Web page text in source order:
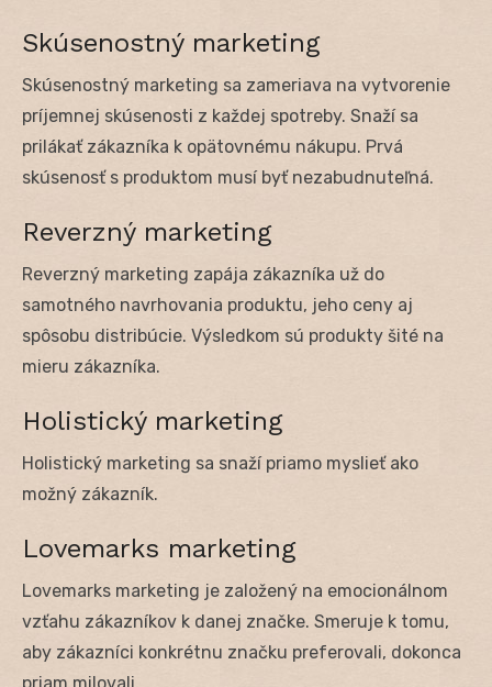
Skúsenostný marketing
Skúsenostný marketing sa zameriava na vytvorenie
príjemnej skúsenosti z každej spotreby. Snaží sa
prilákať zákazníka k opätovnému nákupu. Prvá
skúsenosť s produktom musí byť nezabudnuteľná.
Reverzný marketing
Reverzný marketing zapája zákazníka už do
samotného navrhovania produktu, jeho ceny aj
spôsobu distribúcie. Výsledkom sú produkty šité na
mieru zákazníka.
Holistický marketing
Holistický marketing sa snaží priamo myslieť ako
možný zákazník.
Lovemarks marketing
Lovemarks marketing je založený na emocionálnom
vzťahu zákazníkov k danej značke. Smeruje k tomu,
aby zákazníci konkrétnu značku preferovali, dokonca